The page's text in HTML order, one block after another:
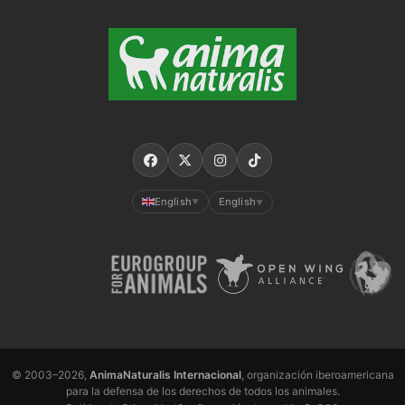
English ▼ English ▼
© 2003–2026, AnimaNaturalis Internacional, organización iberoamericana
para la defensa de los derechos de todos los animales.